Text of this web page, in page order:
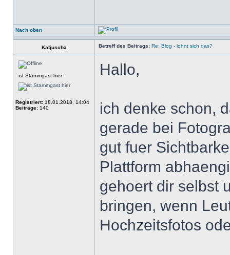
Nach oben
Katjuscha Betreff des Beitrags: Re: Blog - lohnt sich das?
ist Stammgast hier
Registriert: 18.01.2018, 14:04
Beiträge: 140
Hallo,
ich denke schon,
gerade bei
gut fuer
Plattform
gehoert dir selbst
bringen, wenn
Hochzeitsfotos